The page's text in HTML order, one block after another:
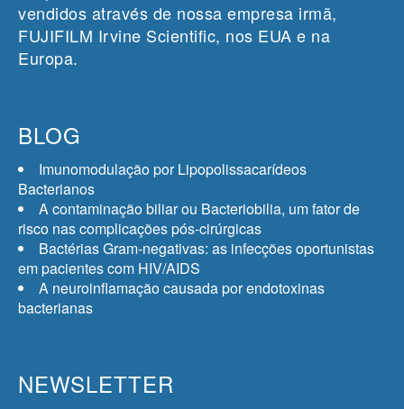
vendidos através de nossa empresa irmã,
FUJIFILM Irvine Scientific, nos EUA e na
Europa.
BLOG
Imunomodulação por Lipopolissacarídeos
Bacterianos
A contaminação biliar ou Bacteriobilia, um fator de
risco nas complicações pós-cirúrgicas
Bactérias Gram-negativas: as infecções oportunistas
em pacientes com HIV/AIDS
A neuroinflamação causada por endotoxinas
bacterianas
NEWSLETTER